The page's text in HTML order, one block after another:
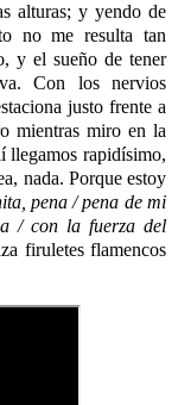
alturas; y yendo de
no me resulta tan
y el sueño de tener
Con los nervios
justo frente a
mientras miro en la
llegamos rapidísimo,
nada. Porque estoy
pena / pena de mi
/ con la fuerza del
firuletes flamencos